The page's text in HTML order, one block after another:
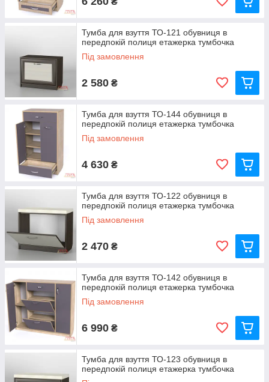
Тумба для взуття ТО-121 обувниця в
передпокій полиця етажерка тумбочка
Під замовлення
2 580 ₴
Тумба для взуття ТО-144 обувниця в
передпокій полиця етажерка тумбочка
Під замовлення
4 630 ₴
Тумба для взуття ТО-122 обувниця в
передпокій полиця етажерка тумбочка
Під замовлення
2 470 ₴
Тумба для взуття ТО-142 обувниця в
передпокій полиця етажерка тумбочка
Під замовлення
6 990 ₴
Тумба для взуття ТО-123 обувниця в
передпокій полиця етажерка тумбочка